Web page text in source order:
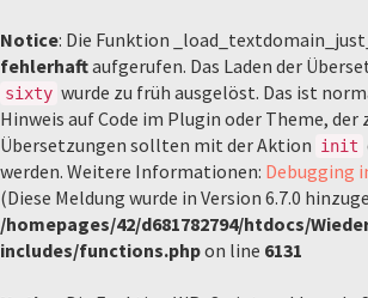
Notice: Die Funktion
fehlerhaftaufgerufen. Das Laden der
sixty wurde zu früh ausgelöst. Das ist
Hinweis auf Code im Plugin oder Theme, der
Übersetzungen sollten mit der Aktion init
werden. Weitere Informationen: Debugging
(Diese Meldung wurde in Version 6.7.0
/homepages/42/d681782794/htdocs/
includes/functions.phpon line 6131